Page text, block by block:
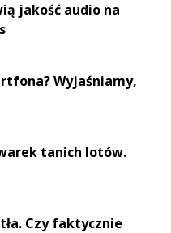
jakość audio na
Wyjaśniamy,
tanich lotów.
Czy faktycznie